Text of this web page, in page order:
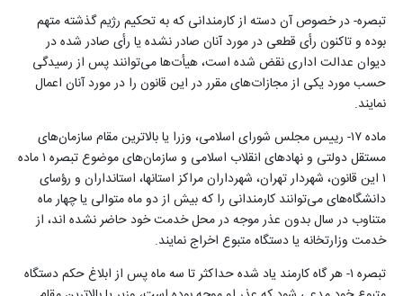
تبصره- در خصوص آن دسته از کارمندانی که به تحکیم رژیم گذشته متهم
بوده و تاکنون‌ رأی قطعی در مورد آنان صادر نشده یا‌ رأی صادر شده در
دیوان عدالت اداری نقض شده است، هیأت‌ها می‌توانند پس از رسیدگی
حسب مورد یکی از ‌مجازات‌های مقرر در این قانون را در مورد آنان اعمال
نمایند.
ماده ۱۷- رییس مجلس شورای اسلامی، وزرا یا بالاترین مقام ‌‌سازمان‌های
مستقل دولتی و نهادهای انقلاب اسلامی و ‌‌سازمان‌های موضوع تبصره ۱ ماده
۱ این قانون، شهردار تهران، شهرداران مراکز استانها، استانداران و ‌‌رؤسای
دانشگاه‌های می‌توانند کارمندانی را که بیش از دو ماه متوالی یا چهار ماه
متناوب در سال بدون عذر موجه در محل خدمت خود حاضر نشده اند، از
خدمت وزارتخانه یا دستگاه متبوع اخراج نمایند.
تبصره ۱- هر گاه کارمند یاد شده حداکثر تا سه ماه پس از ابلاغ حکم دستگاه